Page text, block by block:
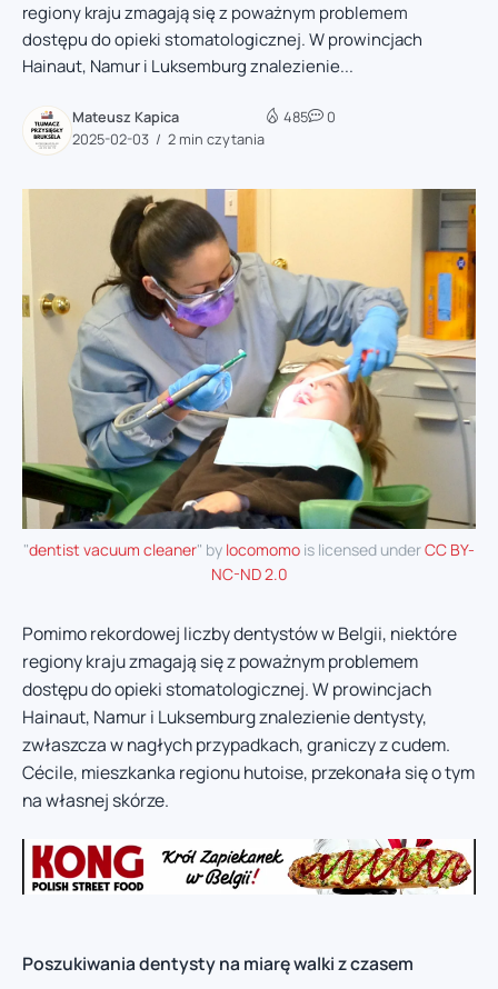
regiony kraju zmagają się z poważnym problemem
dostępu do opieki stomatologicznej. W prowincjach
Hainaut, Namur i Luksemburg znalezienie...
Mateusz Kapica
2025-02-03
2 min czytania
485 0
"dentist vacuum cleaner" by locomomo is licensed underCC BY-
NC-ND 2.0
Pomimo rekordowej liczby dentystów w Belgii, niektóre
regiony kraju zmagają się z poważnym problemem
dostępu do opieki stomatologicznej. W prowincjach
Hainaut, Namur i Luksemburg znalezienie dentysty,
zwłaszcza w nagłych przypadkach, graniczy z cudem.
Cécile, mieszkanka regionu hutoise, przekonała się o tym
na własnej skórze.
Poszukiwania dentysty na miarę walki z czasem